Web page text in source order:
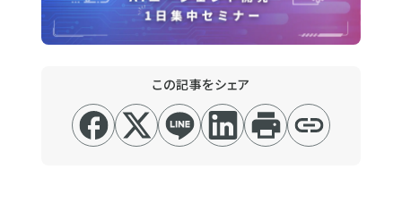
この記事をシェア